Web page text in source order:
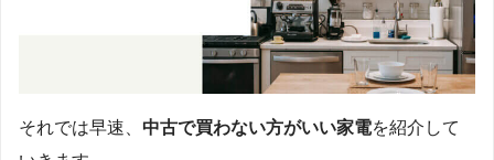
それでは早速、 中古で買わない方がいい家電を紹介して